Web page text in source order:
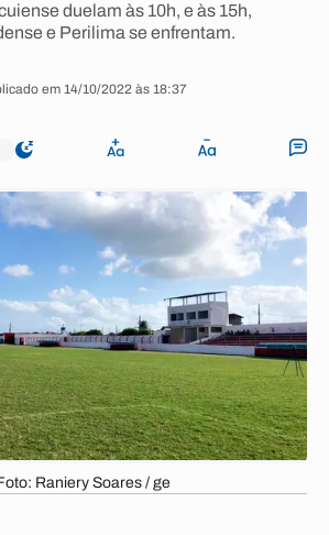
duelam às 10h, e às 15h,
e Perilima se enfrentam.
em 14/10/2022 às 18:37
Raniery Soares / ge